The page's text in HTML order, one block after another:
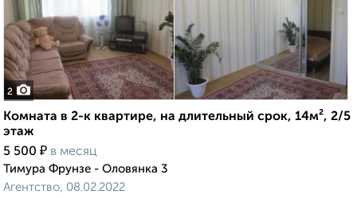
2
Комната в 2-к квартире, на длительный срок, 14м², 2/5
этаж
5 500 ₽ в месяц
Тимура Фрунзе - Оловянка 3
Агентство, 08.02.2022